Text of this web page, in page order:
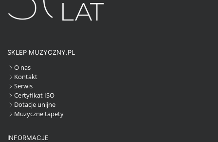
SKLEP MUZYCZNY.PL
O nas
Kontakt
Serwis
Certyfikat ISO
Dotacje unijne
Muzyczne tapety
INFORMACJE